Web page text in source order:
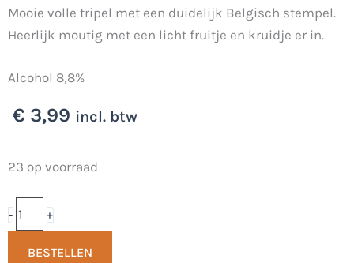
Mooie volle tripel met een duidelijk Belgisch stempel.
Heerlijk moutig met een licht fruitje en kruidje er in.
Alcohol 8,8%
€ 3,99 incl. btw
23 op voorraad
-
Scheepstimmerman
-
Bierbrouwerij
De
+
BESTELLEN